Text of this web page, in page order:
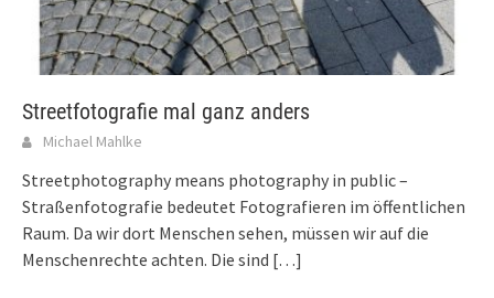
Streetfotografie mal ganz anders
Michael Mahlke
Streetphotography means photography in public –
Straßenfotografie bedeutet Fotografieren im öffentlichen
Raum. Da wir dort Menschen sehen, müssen wir auf die
Menschenrechte achten. Die sind […]